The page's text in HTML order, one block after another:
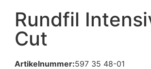
Rundfil
Cut
Artikelnummer:597 35 48-01